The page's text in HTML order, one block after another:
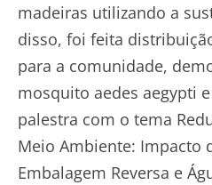
madeiras utilizando a
disso, foi feita
para a comunidade,
mosquito aedes aegypti
palestra com o tema
Meio Ambiente: Impacto
Embalagem Reversa e